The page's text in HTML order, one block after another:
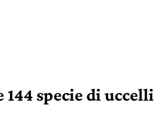
144 specie di uccelli